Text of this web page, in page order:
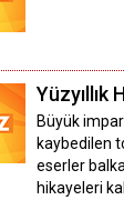
Yüzyıllık
Büyük impar
kaybedilen
eserler
hikayeleri